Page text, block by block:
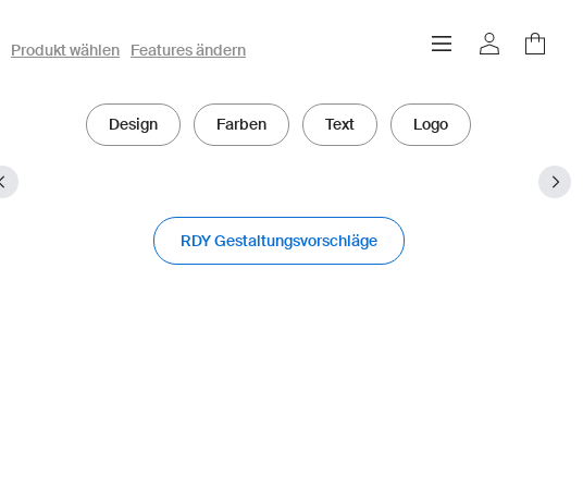
Produkt wählen Features ändern
Design Farben Text Logo
RDY Gestaltungsvorschläge